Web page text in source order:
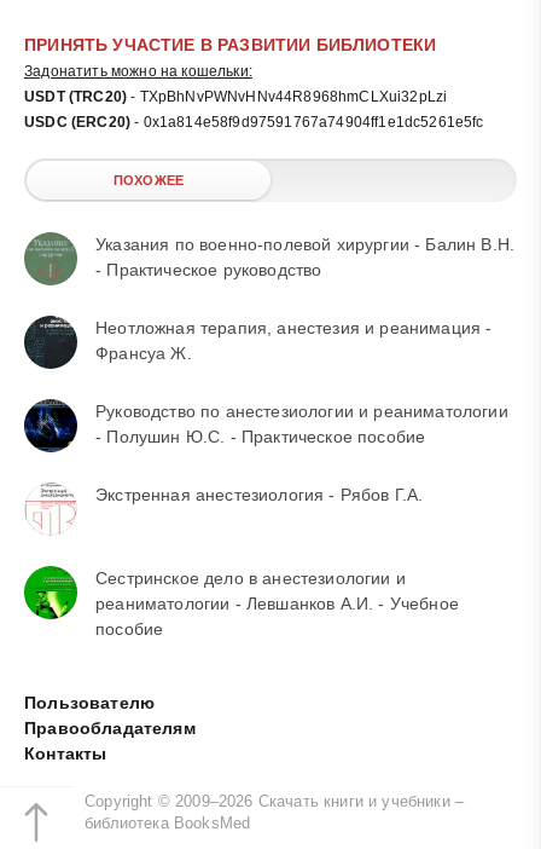
ПРИНЯТЬ УЧАСТИЕ В РАЗВИТИИ БИБЛИОТЕКИ
Задонатить можно на кошельки:
USDT (TRC20) - TXpBhNvPWNvHNv44R8968hmCLXui32pLzi
USDC (ERC20) - 0x1a814e58f9d97591767a74904ff1e1dc5261e5fc
ПОХОЖЕЕ
Указания по военно-полевой хирургии - Балин В.Н.
- Практическое руководство
Неотложная терапия, анестезия и реанимация -
Франсуа Ж.
Руководство по анестезиологии и реаниматологии
- Полушин Ю.С. - Практическое пособие
Экстренная анестезиология - Рябов Г.А.
Сестринское дело в анестезиологии и
реаниматологии - Левшанков А.И. - Учебное
пособие
Пользователю
Правообладателям
Контакты
Copyright © 2009–2026 Скачать книги и учебники –
библиотека BooksMed